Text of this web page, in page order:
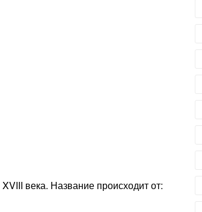
века. Название происходит от: